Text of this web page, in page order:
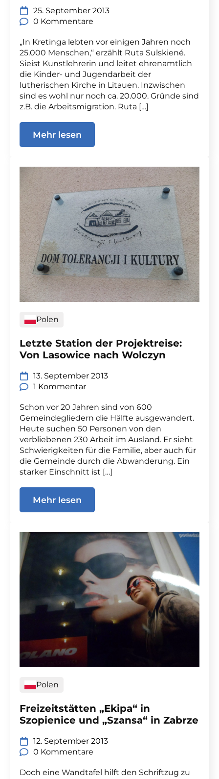
25. September 2013
0 Kommentare
„In Kretinga lebten vor einigen Jahren noch
25.000 Menschen,“ erzählt Ruta Sulskiené.
Sieist Kunstlehrerin und leitet ehrenamtlich
die Kinder- und Jugendarbeit der
lutherischen Kirche in Litauen. Inzwischen
sind es wohl nur noch ca. 20.000. Gründe sind
z.B. die Arbeitsmigration. Ruta […]
Mehr lesen
Polen
Letzte Station der Projektreise:
Von Lasowice nach Wolczyn
13. September 2013
1 Kommentar
Schon vor 20 Jahren sind von 600
Gemeindegliedern die Hälfte ausgewandert.
Heute suchen 50 Personen von den
verbliebenen 230 Arbeit im Ausland. Er sieht
Schwierigkeiten für die Familie, aber auch für
die Gemeinde durch die Abwanderung. Ein
starker Einschnitt ist […]
Mehr lesen
Polen
Freizeitstätten „Ekipa“ in
Szopienice und „Szansa“ in Zabrze
12. September 2013
0 Kommentare
Doch eine Wandtafel hilft den Schriftzug zu